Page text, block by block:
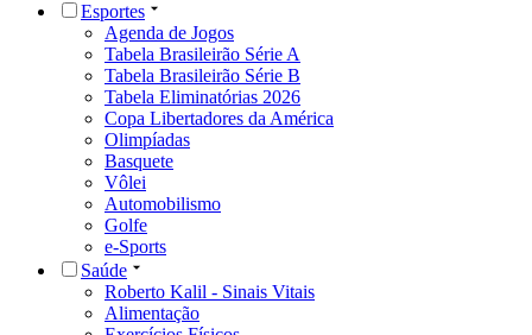
Esportes
Agenda de Jogos
Tabela Brasileirão Série A
Tabela Brasileirão Série B
Tabela Eliminatórias 2026
Copa Libertadores da América
Olimpíadas
Basquete
Vôlei
Automobilismo
Golfe
e-Sports
Saúde
Roberto Kalil - Sinais Vitais
Alimentação